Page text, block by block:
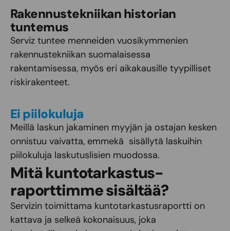
Rakennustekniikan historian
tuntemus
Serviz tuntee menneiden vuosikymmenien
rakennustekniikan suomalaisessa
rakentamisessa, myös eri aikakausille tyypilliset
riskirakenteet.
Ei piilokuluja
Meillä laskun jakaminen myyjän ja ostajan kesken
onnistuu vaivatta, emmekä sisällytä laskuihin
piilokuluja laskutuslisien muodossa.
Mitä kuntotarkastus­
raporttimme sisältää?
Servizin toimittama kuntotarkastusraportti on
kattava ja selkeä kokonaisuus, joka